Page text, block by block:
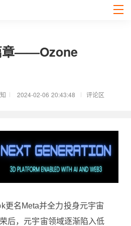
章——Ozone
2024-02-06 20:43:48 评论区
更名Meta并全力投身元宇宙
后，元宇宙领域逐渐陷入低